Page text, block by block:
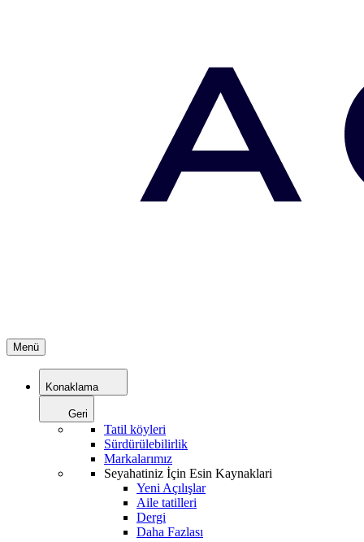
Menü
Konaklama
Geri
Tatil köyleri
Sürdürülebilirlik
Markalarımız
Seyahatiniz İçin Esin Kaynaklari
Yeni Açılışlar
Aile tatilleri
Dergi
Daha Fazlası